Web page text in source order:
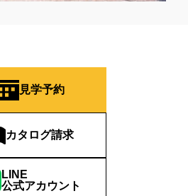
見学予約
カタログ請求
LINE
公式アカウント